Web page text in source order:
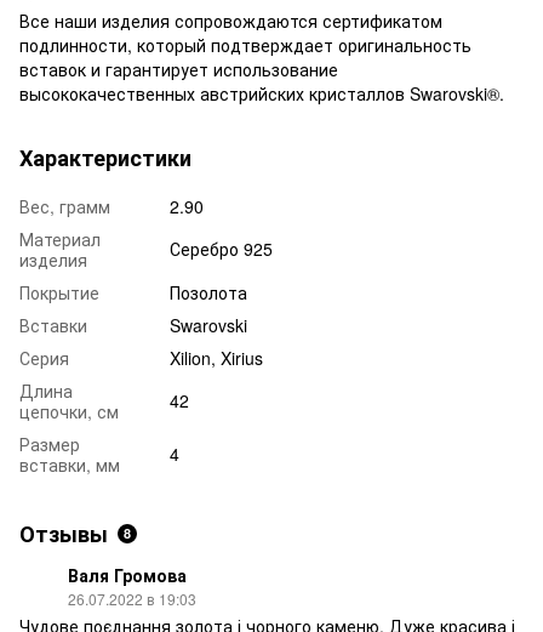
Все наши изделия сопровождаются сертификатом
подлинности, который подтверждает оригинальность
вставок и гарантирует использование
высококачественных австрийских кристаллов Swarovski®.
Характеристики
Вес, грамм
2.90
Материал
изделия
Серебро 925
Покрытие
Позолота
Вставки
Swarovski
Серия
Xilion, Xirius
Длина
цепочки, см
42
Размер
вставки, мм
4
Отзывы 8
Валя Громова
26.07.2022 в 19:03
Чудове поєднання золота і чорного каменю. Дуже красива і